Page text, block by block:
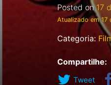
Posted on17
Atualizado em17
Categoria:
Compartilhe:
Tweet